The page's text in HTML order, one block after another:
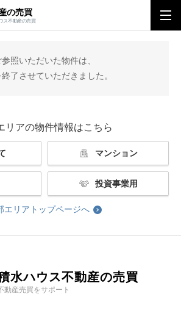
の売買
ス不動産の売買
中部エリアトップ
参照いただいた物件は、
了させていただきました。
リアの物件情報はこちら
マンション
投資事業用
エリアトップページへ
水ハウス不動産の売買
動産売買をサポート